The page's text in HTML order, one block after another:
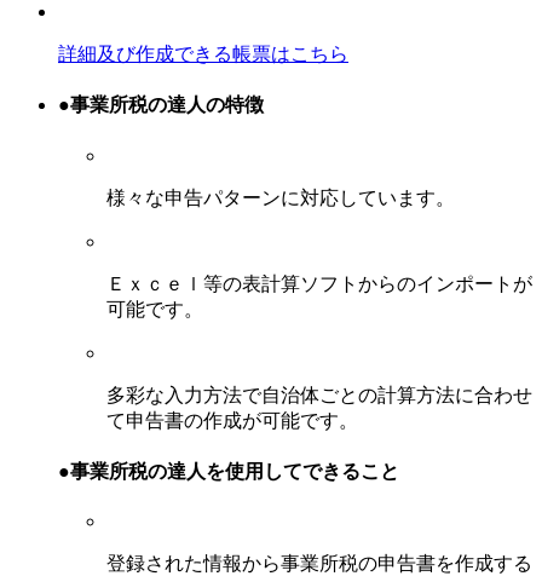
詳細及び作成できる帳票はこちら
●事業所税の達人の特徴
様々な申告パターンに対応しています。
Ｅｘｃｅｌ等の表計算ソフトからのインポートが
可能です。
多彩な入力方法で自治体ごとの計算方法に合わせ
て申告書の作成が可能です。
●事業所税の達人を使用してできること
登録された情報から事業所税の申告書を作成する